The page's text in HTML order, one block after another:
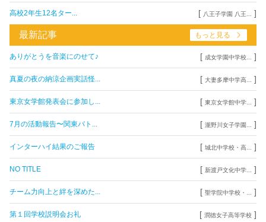
高校2年生12名ター... [ 八王子学園 八王... ]
最新記事 もっと見る
ありがとうを音楽にのせて♪ [ 成女学園中学校... ]
真夏の夜の納涼企画実話怪... [ 大妻多摩中学高... ]
東京女学館発表会に参加し... [ 東京女学館中学... ]
7月の活動報告〜関東バト... [ 瀧野川女子学園... ]
インターハイ結果のご報告 [ 城北中学校・高... ]
NO TITLE [ 新渡戸文化中学... ]
チーム力向上と絆を深めた... [ 聖学院中学校・... ]
第１回学校説明会お礼 [ 潤徳女子高等学校 ]